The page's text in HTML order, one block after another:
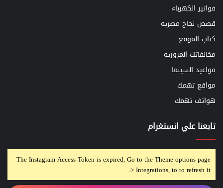
فواتير الكهرباء
قصص نجاح مصريه
كتاب الموقع
مخالفاتك المروريه
مواعيد السينما
مواقع تهمك
هواتف تهمك
تابعنا علي انستغرام
The Instagram Access Token is expired, Go to the Theme options page
> Integrations, to to refresh it.